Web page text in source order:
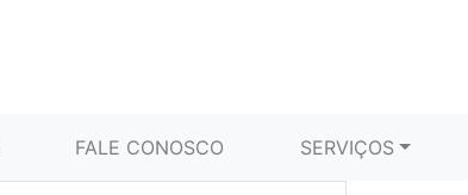
FALE CONOSCO SERVIÇOS